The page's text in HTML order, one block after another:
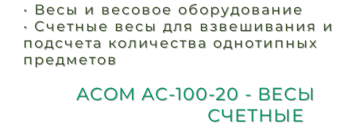
• Весы и весовое оборудование
• Счетные весы для взвешивания и
подсчета количества однотипных
предметов
ACOM AC-100-20 - ВЕСЫ
СЧЕТНЫЕ